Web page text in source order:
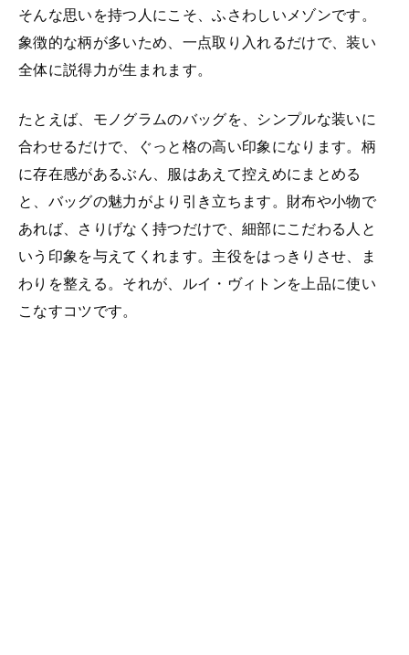
そんな思いを持つ人にこそ、ふさわしいメゾンです。
象徴的な柄が多いため、一点取り入れるだけで、装い
全体に説得力が生まれます。
たとえば、モノグラムのバッグを、シンプルな装いに
合わせるだけで、ぐっと格の高い印象になります。柄
に存在感があるぶん、服はあえて控えめにまとめる
と、バッグの魅力がより引き立ちます。財布や小物で
あれば、さりげなく持つだけで、細部にこだわる人と
いう印象を与えてくれます。主役をはっきりさせ、ま
わりを整える。それが、ルイ・ヴィトンを上品に使い
こなすコツです。